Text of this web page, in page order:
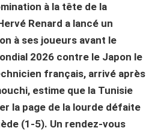
à la tête de la
Renard a lancé un
à ses joueurs avant le
2026 contre le Japon le
français, arrivé après
estime que la Tunisie
la page de la lourde défaite
(1-5). Un rendez-vous